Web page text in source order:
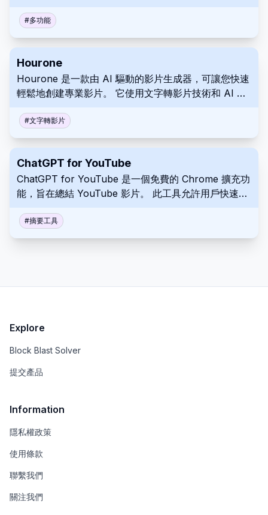
和組織資訊，使其適用於專案規劃、筆記和各種創意過
程。
#多功能
Hourone
Hourone 是一款由 AI 驅動的影片生成器，可讓您快速
輕鬆地創建專業影片。 它使用文字轉影片技術和 AI 虛
需數天。
#文字轉影片
ChatGPT for YouTube
ChatGPT for YouTube 是一個免費的 Chrome 擴充功
能，旨在總結 YouTube 影片。 此工具允許用戶快速掌
產力和線上學習的理想選擇。
#摘要工具
Explore
Block Blast Solver
提交產品
Information
隱私權政策
使用條款
聯繫我們
關注我們